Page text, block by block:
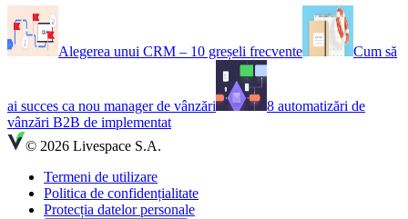
Alegerea unui CRM – 10 greșeli frecvente Cum să
ai succes ca nou manager de vânzări
8 automatizări de
vânzări B2B de implementat
© 2026 Livespace S.A.
Termeni de utilizare
Politica de confidențialitate
Protecția datelor personale